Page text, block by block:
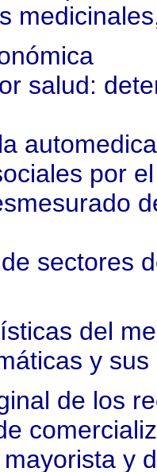
salud:
por
sectores
del
y
de los
y